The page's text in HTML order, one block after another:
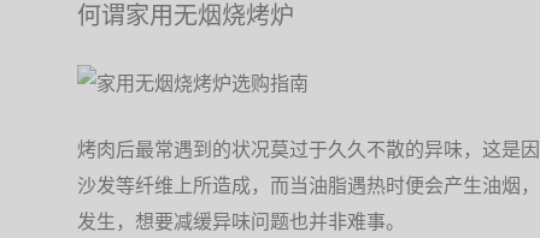
何谓家用无烟烧烤炉
烤肉后最常遇到的状况莫过于久久不散的异味，这是
沙发等纤维上所造成，而当油脂遇热时便会产生油烟
发生，想要减缓异味问题也并非难事。